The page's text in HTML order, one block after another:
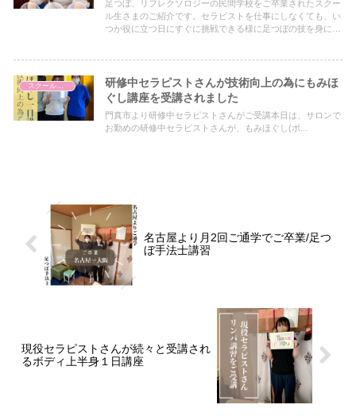
足つぼ、リフレクソロジーの民間学校をご卒業されたスクー
ル生さまのご紹介です。セラピストを仕事にしなくても、い
つか役に立つ日にすぐに挑戦できる様に足つぼの技を身に付
スクールについて
研修中セラピストさんが技術向上の為にもみほ
ぐし講座を受講されました
門真市より研修中セラピストさんがご受講本日は、サロンで
お勤めの研修中セラピストさんが、もみほぐし(ボ...
名古屋より月2回ご通学でご卒業/足つ
ぼ手法士講習
現役セラピストさんが続々と受講され
るボディ上半身１日講座